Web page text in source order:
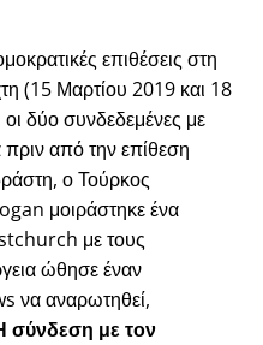
επιθέσεις στη
(15 Μαρτίου 2019 και 18
οι δύο συνδεδεμένες με
από την επίθεση
ο Τούρκος
μοιράστηκε ένα
με τους
ώθησε έναν
να αναρωτηθεί,
σύνδεση με τον